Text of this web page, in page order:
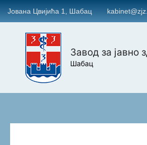
Јована Цвијића 1, Шабац
Завод за јавно
Шабац